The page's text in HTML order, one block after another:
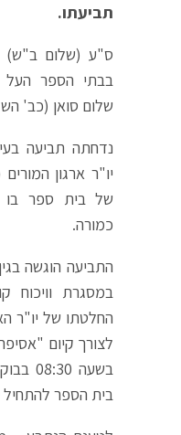
תביעתו.
בבתי הספר העל
שלום סואן (כב' הש' הופמן),
נדחתה תביעה
יו"ר ארגון
של בית ספר בו
כמורה.
התביעה הוגשה
במסגרת וויכוח
החלטתו של יו"ר
לצורך קיום
בית הספר להתחיל